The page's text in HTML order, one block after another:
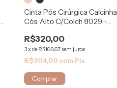
Cinta Pós Cirúrgica Calcinha
Cós Alto C/Colch 8029 -
R$320,00
3xde R$106,67 sem juros
R$304,00 com Pix
Comprar